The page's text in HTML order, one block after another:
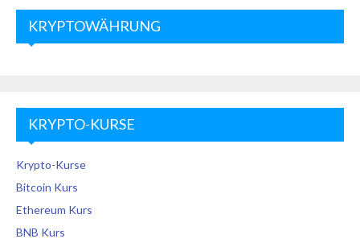
KRYPTOWÄHRUNG
KRYPTO-KURSE
Krypto-Kurse
Bitcoin Kurs
Ethereum Kurs
BNB Kurs